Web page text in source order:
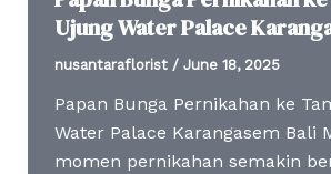
Ujung Water Palace
nusantaraflorist / June 18, 2025
Papan Bunga Pernikahan ke
Water Palace Karangasem Bali
momen pernikahan semakin